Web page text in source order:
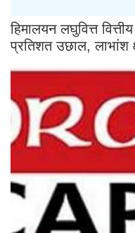
हिमालयन लघुवित्त
प्रतिशत उछाल, लाभांश